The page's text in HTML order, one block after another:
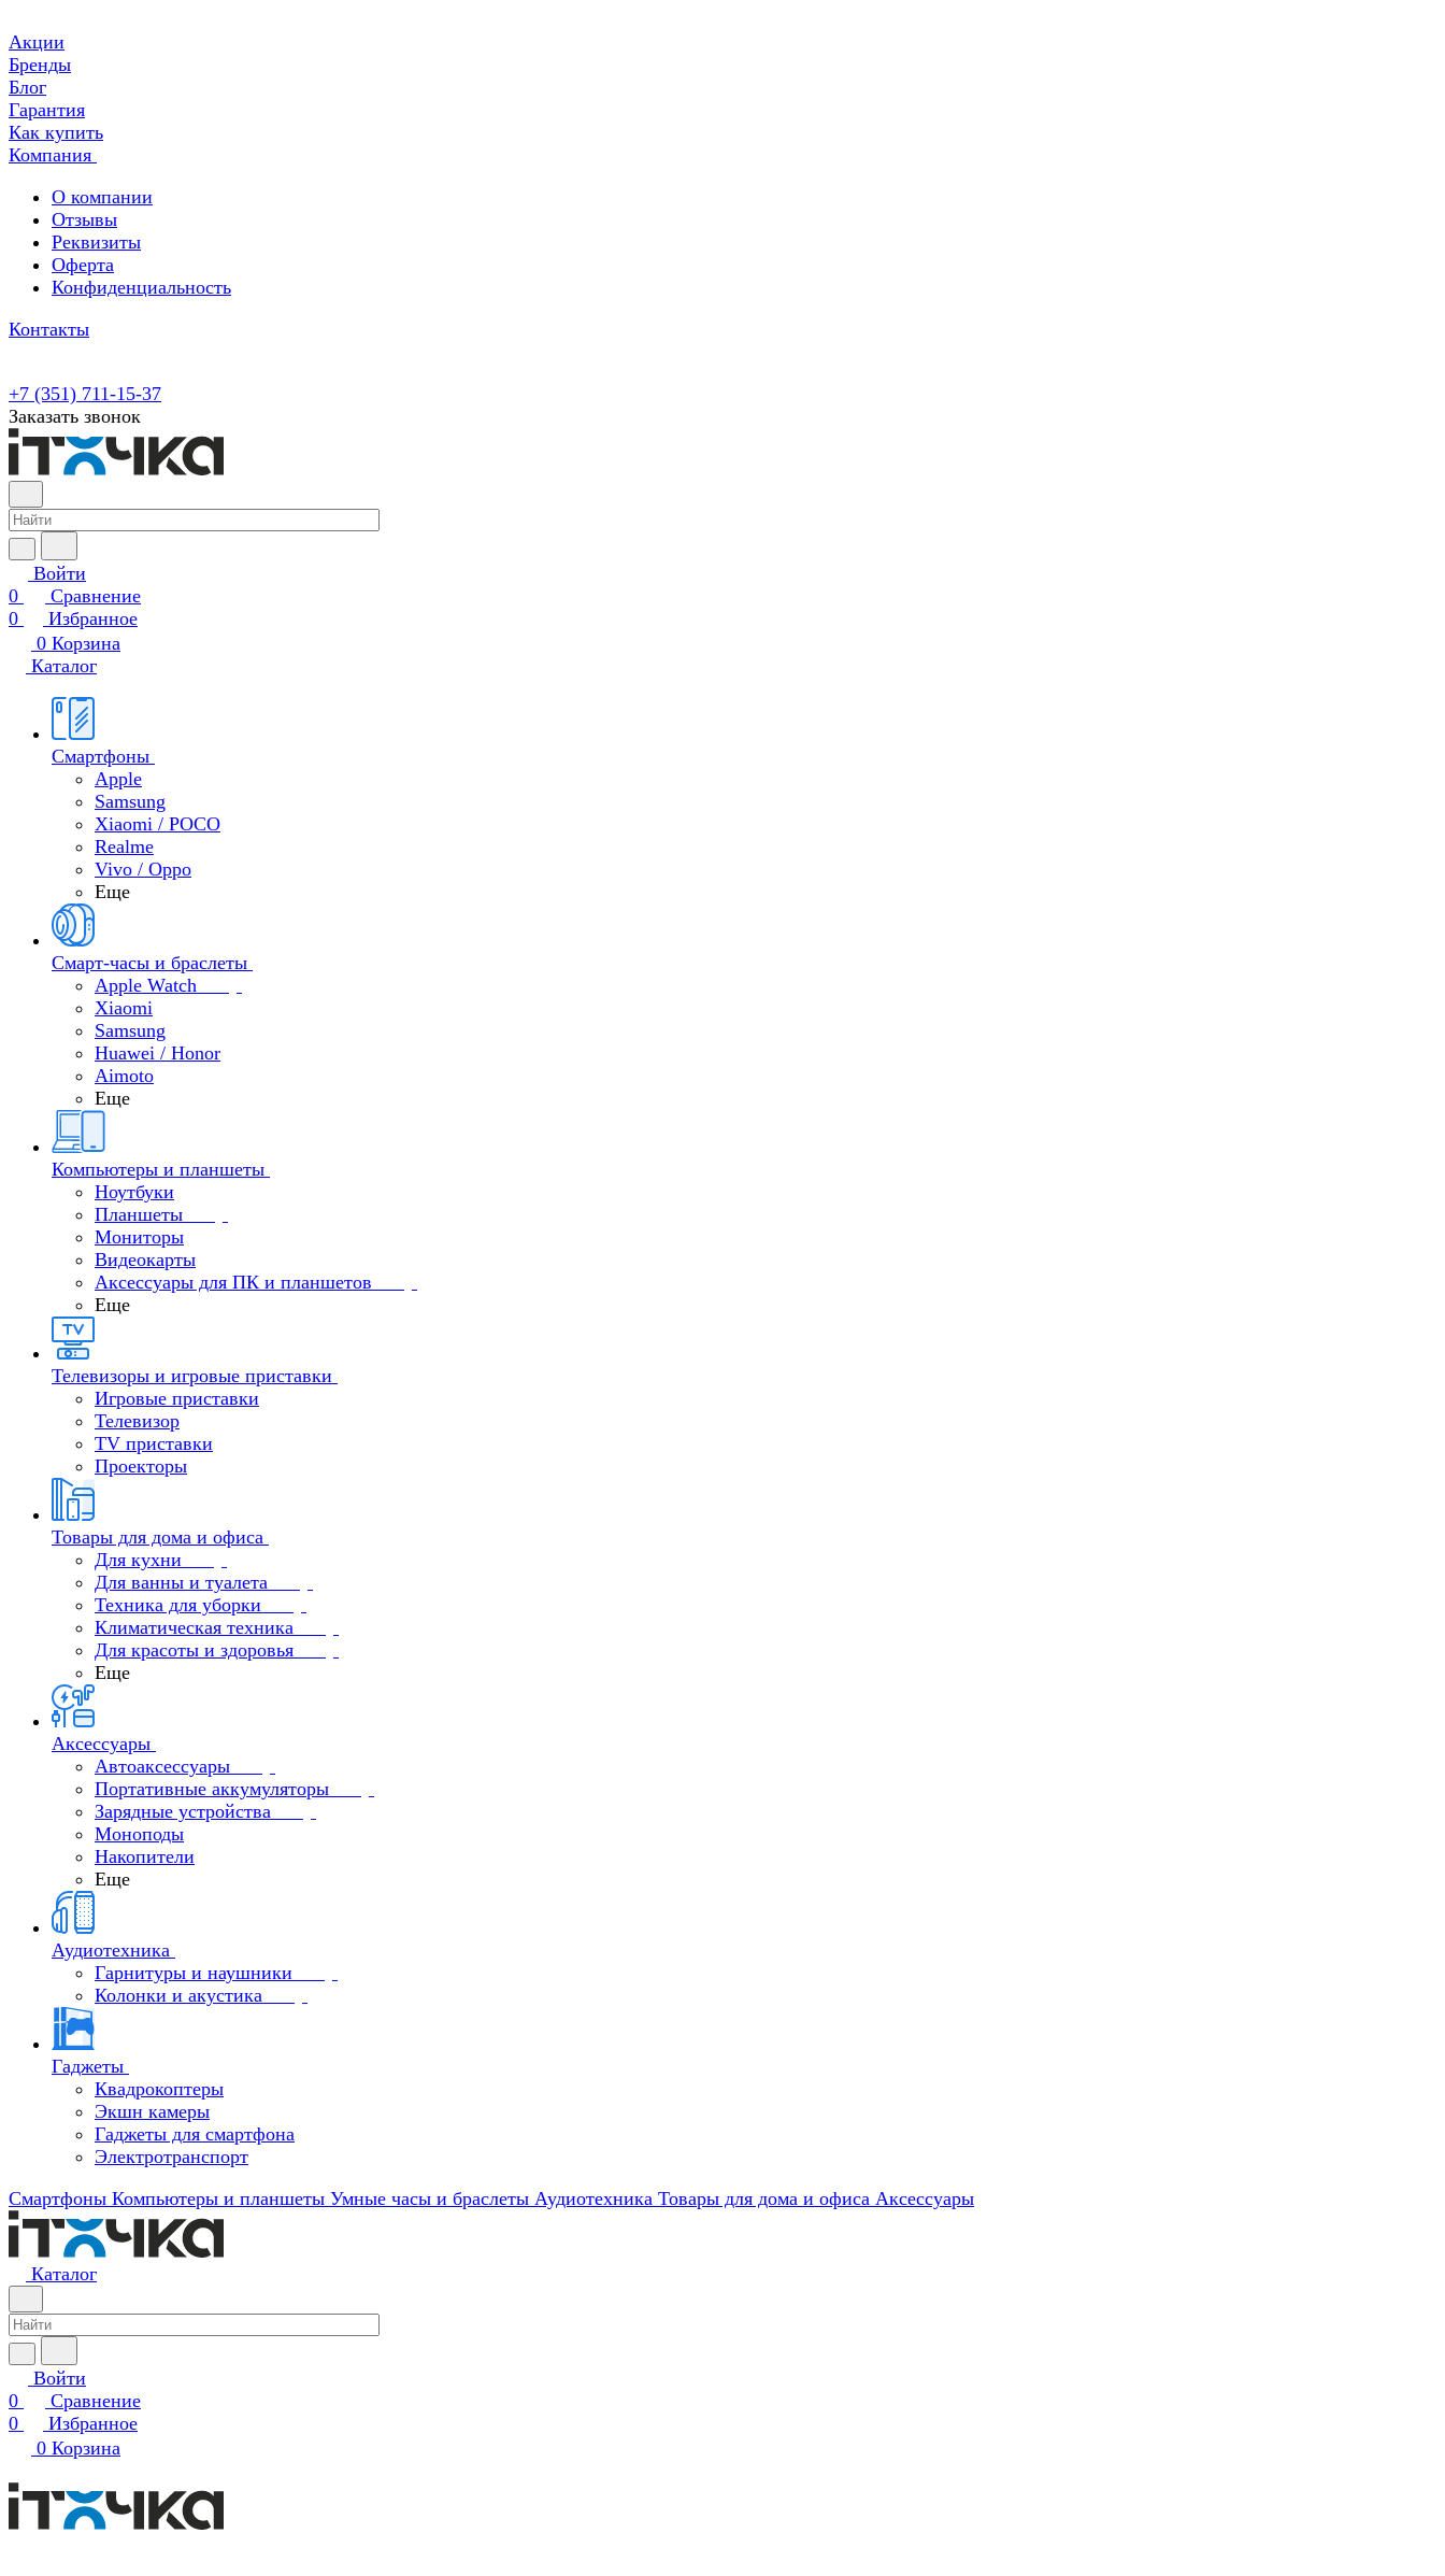
Акции
Бренды
Блог
Гарантия
Как купить
Компания
О компании
Отзывы
Реквизиты
Оферта
Конфиденциальность
Контакты
+7 (351) 711-15-37
Заказать звонок
Войти
0
Сравнение
0
Избранное
0 Корзина
Каталог
Смартфоны
Apple
Samsung
Xiaomi / POCO
Realme
Vivo / Oppo
Еще
Смарт-часы и браслеты
Apple Watch
Xiaomi
Samsung
Huawei / Honor
Aimoto
Еще
Компьютеры и планшеты
Ноутбуки
Планшеты
Мониторы
Видеокарты
Аксессуары для ПК и планшетов
Еще
Телевизоры и игровые приставки
Игровые приставки
Телевизор
TV приставки
Проекторы
Товары для дома и офиса
Для кухни
Для ванны и туалета
Техника для уборки
Климатическая техника
Для красоты и здоровья
Еще
Аксессуары
Автоаксессуары
Портативные аккумуляторы
Зарядные устройства
Моноподы
Накопители
Еще
Аудиотехника
Гарнитуры и наушники
Колонки и акустика
Гаджеты
Квадрокоптеры
Экшн камеры
Гаджеты для смартфона
Электротранспорт
Смартфоны Компьютеры и планшеты Умные часы и браслеты Аудиотехника Товары для дома и офиса Аксессуары
Каталог
Войти
0
Сравнение
0
Избранное
0 Корзина